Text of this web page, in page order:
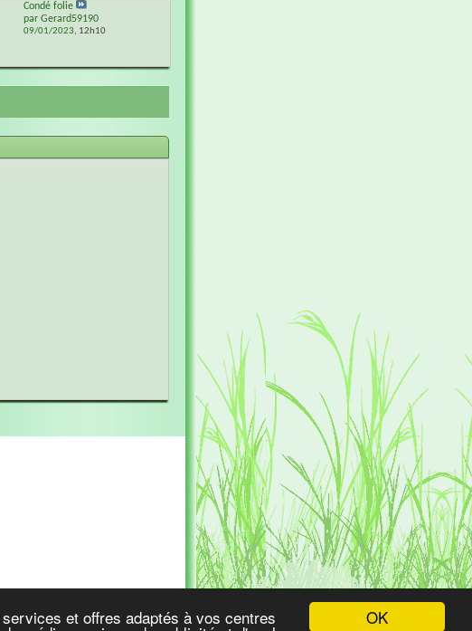
OK
et offres adaptés à vos centres
Condé folie
par Gerard59190
09/01/2023, 12h10